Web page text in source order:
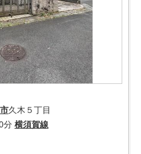
久木５丁目
分 横須賀線